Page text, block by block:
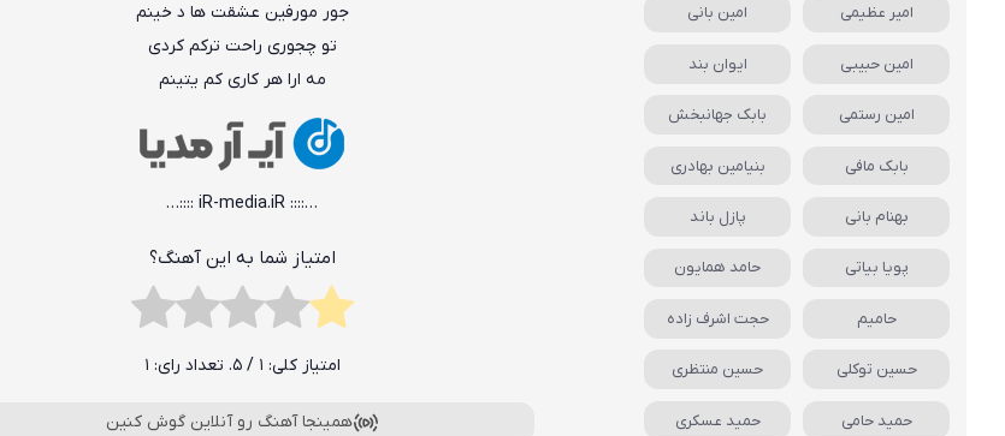
جور مورفین عشقت ها د خینم
تو چجوری راحت ترکم کردی
مه ارا هر کاری کم یتینم
…:::: iR-media.iR ::::…
امتیاز شما به این آهنگ؟
امتیاز کلی: 1 / 5. تعداد رای: 1
همینجا آهنگ رو آنلاین گوش کنین
امیر عظیمی امین بانی
امین حبیبی ایوان بند
امین رستمی بابک جهانبخش
بابک مافی بنیامین بهادری
بهنام بانی پازل باند
پویا بیاتی حامد همایون
حامیم حجت اشرف زاده
حسین توکلی حسین منتظری
حمید حامی حمید عسکری